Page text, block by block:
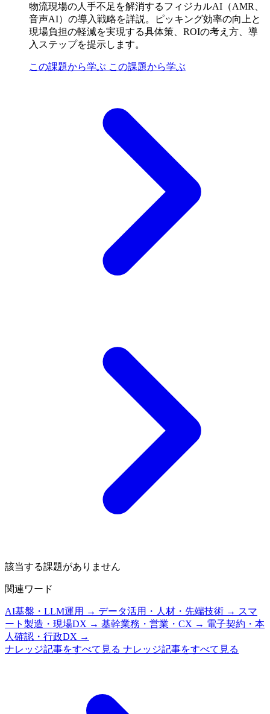
物流現場の人手不足を解消するフィジカルAI（AMR、
音声AI）の導入戦略を詳説。ピッキング効率の向上と
現場負担の軽減を実現する具体策、ROIの考え方、導
入ステップを提示します。
この課題から学ぶ この課題から学ぶ
該当する課題がありません
関連ワード
AI基盤・LLM運用 → データ活用・人材・先端技術 → スマ
ート製造・現場DX → 基幹業務・営業・CX → 電子契約・本
人確認・行政DX →
ナレッジ記事をすべて見る ナレッジ記事をすべて見る